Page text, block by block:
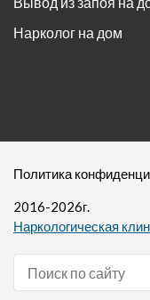
Нарколог на дом
Политика
2016-2026г.
Наркологическая